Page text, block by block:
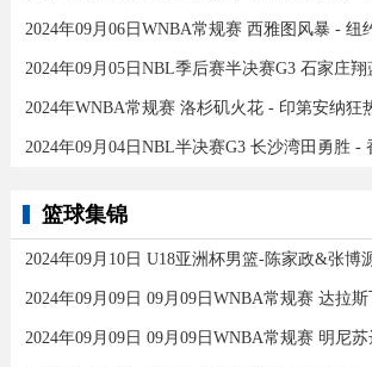
2024年09月06日WNBA常规赛 西雅图风暴 - 纽
2024年WNBA常规赛 洛杉矶火花 - 印第安纳狂
篮球集锦